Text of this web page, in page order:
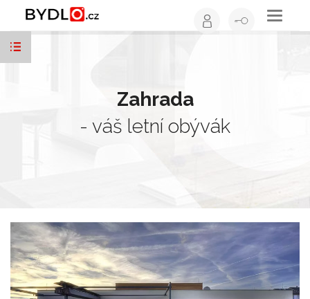
Toggle
Zahrada
- váš letní obývák